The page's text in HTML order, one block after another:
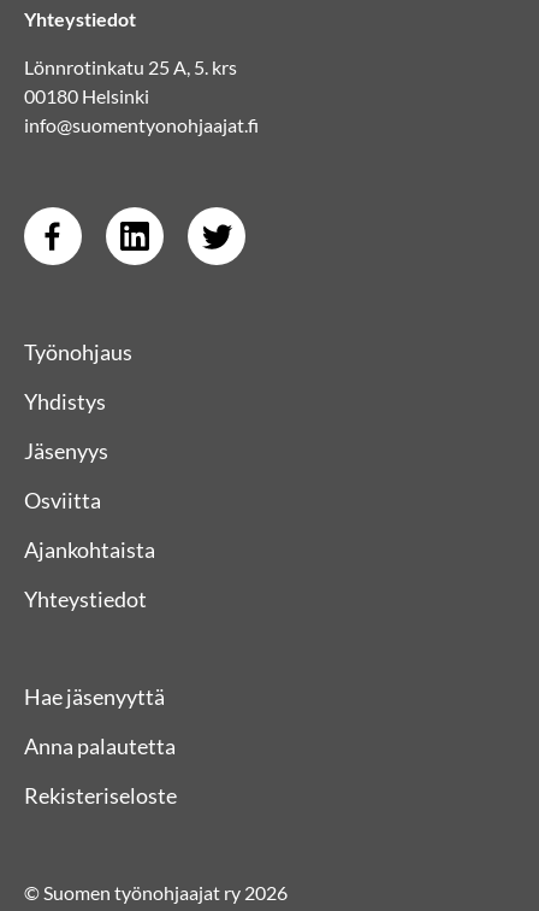
Yhteystiedot
Lönnrotinkatu 25 A, 5. krs
00180 Helsinki
info@suomentyonohjaajat.fi
Työnohjaus
Yhdistys
Jäsenyys
Osviitta
Ajankohtaista
Yhteystiedot
Hae jäsenyyttä
Anna palautetta
Rekisteriseloste
© Suomen työnohjaajat ry 2026